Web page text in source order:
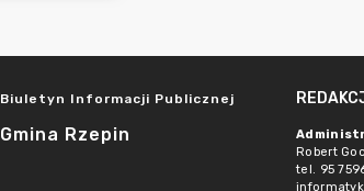
Biuletyn Informacji Publicznej
Gmina Rzepin
Robert
tel. 95